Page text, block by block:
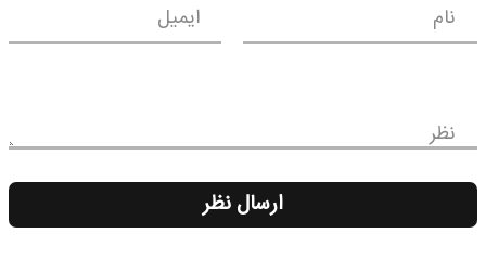
نام ایمیل
نظر
ارسال نظر